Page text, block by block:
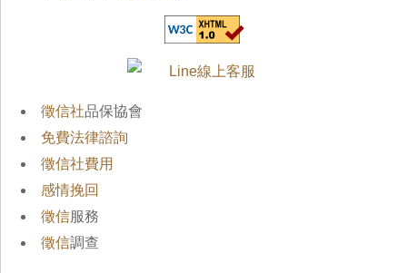
徵信社品保協會
免費法律諮詢
徵信社費用
感情挽回
徵信服務
徵信調查